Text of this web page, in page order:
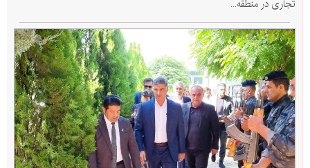
تجاری در منطقه...